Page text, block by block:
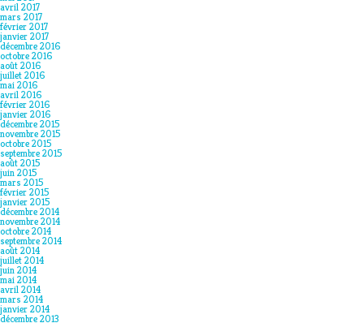
avril 2017
mars 2017
février 2017
janvier 2017
décembre 2016
octobre 2016
août 2016
juillet 2016
mai 2016
avril 2016
février 2016
janvier 2016
décembre 2015
novembre 2015
octobre 2015
septembre 2015
août 2015
juin 2015
mars 2015
février 2015
janvier 2015
décembre 2014
novembre 2014
octobre 2014
septembre 2014
août 2014
juillet 2014
juin 2014
mai 2014
avril 2014
mars 2014
janvier 2014
décembre 2013